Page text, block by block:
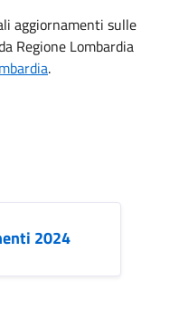
aggiornamenti sulle
Regione Lombardia
.
2024